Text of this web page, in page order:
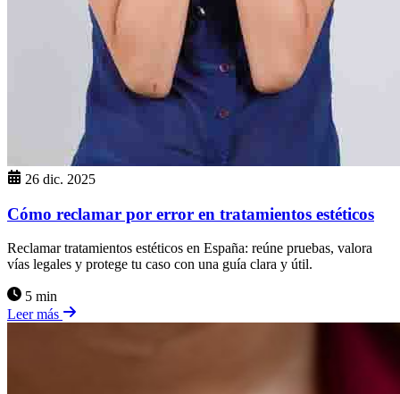
26 dic. 2025
Cómo reclamar por error en tratamientos estéticos
Reclamar tratamientos estéticos en España: reúne pruebas, valora
vías legales y protege tu caso con una guía clara y útil.
5 min
Leer más